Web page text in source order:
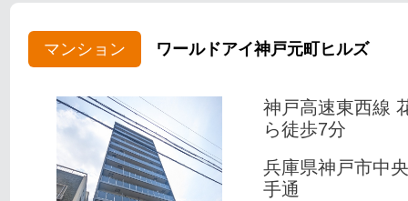
マンション ワールドアイ神戸元町ヒルズ
神戸高速東西線
ら徒歩7分
兵庫県神戸市中
手通